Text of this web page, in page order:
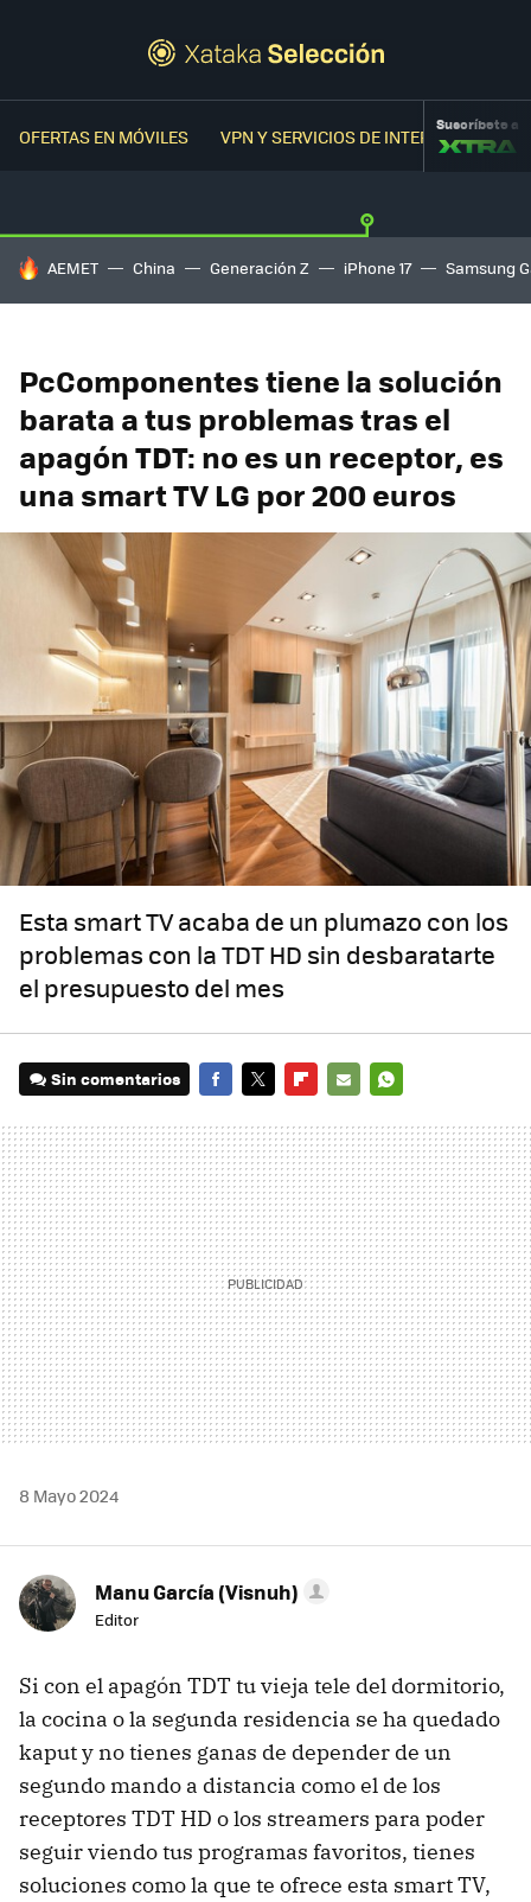
OFERTAS EN MÓVILES VPN Y SERVICIOS DE INTERNETSuscríbete a
HOY SE HABLA DE
AEMET China Generación Z iPhone 17 Samsung
PcComponentes tiene la solución
barata a tus problemas tras el
apagón TDT: no es un receptor, es
una smart TV LG por 200 euros
Esta smart TV acaba de un plumazo con los
problemas con la TDT HD sin desbaratarte
el presupuesto del mes
Sin comentarios
MAIL
8 Mayo 2024
Manu García (Visnuh)
Editor
Si con el apagón TDT tu vieja tele del dormitorio,
la cocina o la segunda residencia se ha quedado
kaput y no tienes ganas de depender de un
segundo mando a distancia como el de los
receptores TDT HD o los streamers para poder
seguir viendo tus programas favoritos, tienes
soluciones como la que te ofrece esta smart TV,